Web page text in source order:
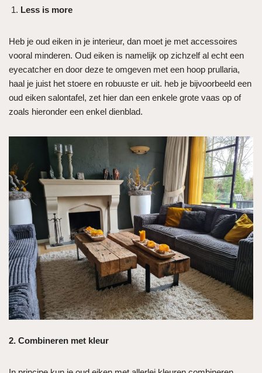
Less is more
Heb je oud eiken in je interieur, dan moet je met accessoires
vooral minderen. Oud eiken is namelijk op zichzelf al echt een
eyecatcher en door deze te omgeven met een hoop prullaria,
haal je juist het stoere en robuuste er uit. heb je bijvoorbeeld een
oud eiken salontafel, zet hier dan een enkele grote vaas op of
zoals hieronder een enkel dienblad.
2. Combineren met kleur